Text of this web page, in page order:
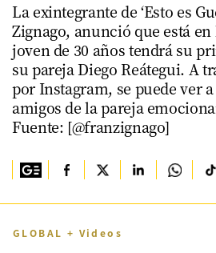
La exintegrante de ‘Esto es
Zignago, anunció que está
joven de 30 años tendrá su
su pareja Diego Reátegui. A
por Instagram, se puede ver
amigos de la pareja
Fuente: [@franzignago]
GLOBAL + Videos